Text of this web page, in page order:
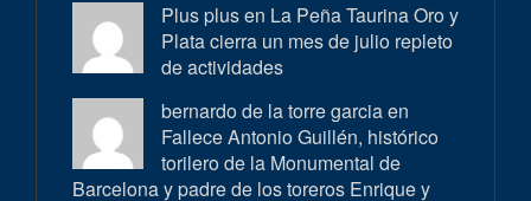
Plus plus en La Peña Taurina Oro y
Plata cierra un mes de julio repleto
de actividades
bernardo de la torre garcia en
Fallece Antonio Guillén, histórico
torilero de la Monumental de
Barcelona y padre de los toreros Enrique y